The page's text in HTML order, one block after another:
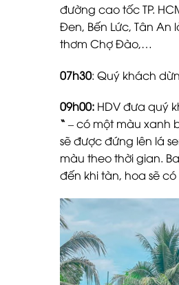
đường cao tốc TP.
Đen, Bến Lức, Tân
thơm Chợ Đào,…
07h30: Quý khách
09h00: HDV đưa quý
“ – có một màu xanh
sẽ được đứng lên lá
màu theo thời gian.
đến khi tàn, hoa sẽ